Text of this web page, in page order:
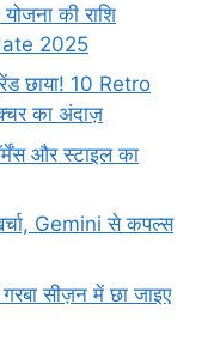
की राशि
2025
छाया! 10 Retro
का अंदाज़
और स्टाइल का
Gemini से कपल्स
सीज़न में छा जाइए